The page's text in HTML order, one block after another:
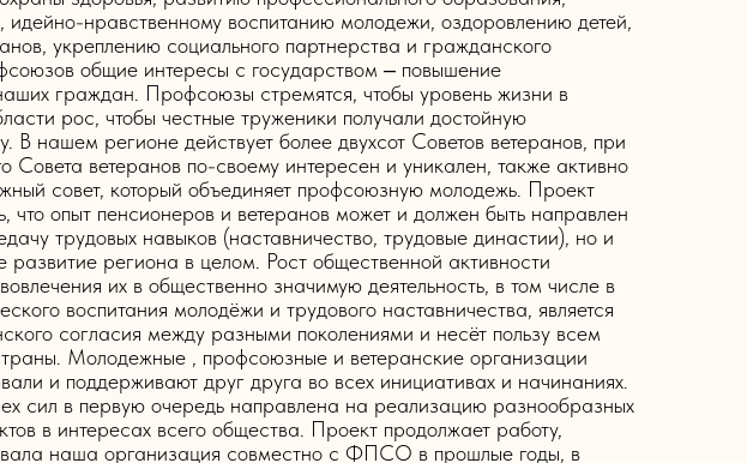
идейно-нравственному воспитанию молодежи, оздоровлению детей,
укреплению социального партнерства и гражданского
общие интересы с государством ‒ повышение
граждан. Профсоюзы стремятся, чтобы уровень жизни в
рос, чтобы честные труженики получали достойную
В нашем регионе действует более двухсот Советов ветеранов, при
Совета ветеранов по-своему интересен и уникален, также активно
совет, который объединяет профсоюзную молодежь. Проект
что опыт пенсионеров и ветеранов может и должен быть направлен
трудовых навыков (наставничество, трудовые династии), но и
развитие региона в целом. Рост общественной активности
их в общественно значимую деятельность, в том числе в
воспитания молодёжи и трудового наставничества, является
согласия между разными поколениями и несёт пользу всем
Молодежные , профсоюзные и ветеранские организации
и поддерживают друг друга во всех инициативах и начинаниях.
сил в первую очередь направлена на реализацию разнообразных
в интересах всего общества. Проект продолжает работу,
наша организация совместно с ФПСО в прошлые годы, в